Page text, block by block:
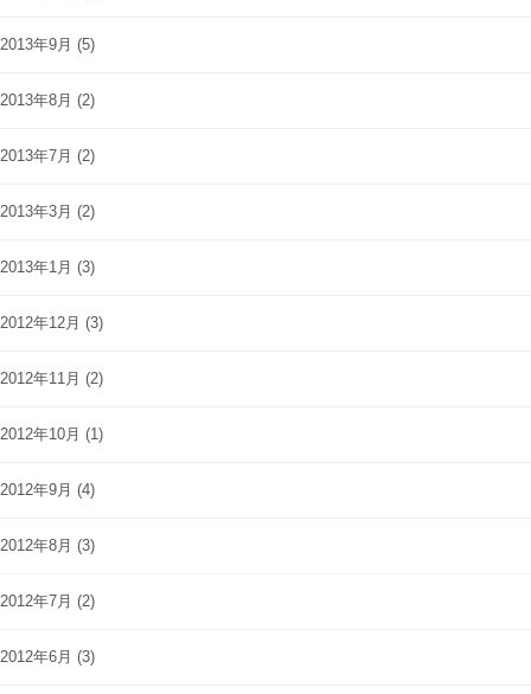
2013年9月 (5)
2013年8月 (2)
2013年7月 (2)
2013年3月 (2)
2013年1月 (3)
2012年12月 (3)
2012年11月 (2)
2012年10月 (1)
2012年9月 (4)
2012年8月 (3)
2012年7月 (2)
2012年6月 (3)